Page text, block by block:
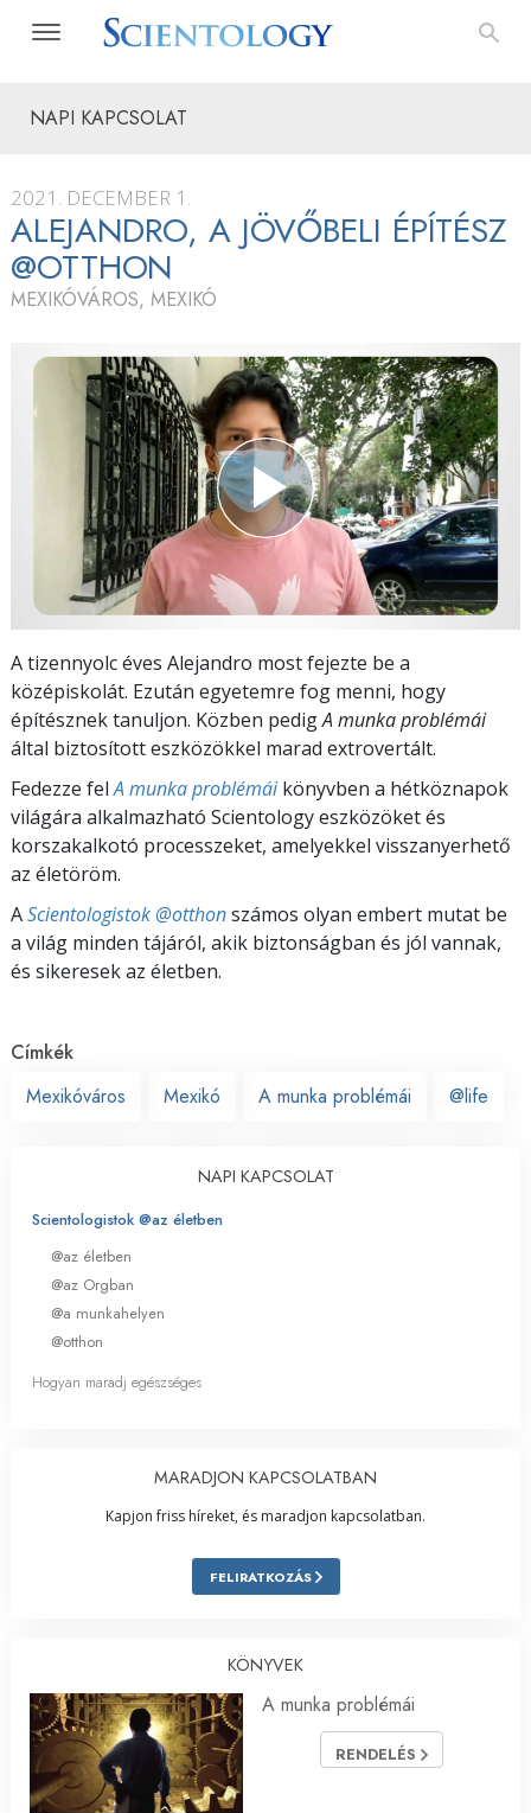
NAPI KAPCSOLAT
2021. DECEMBER 1.
ALEJANDRO, A JÖVŐBELI ÉPÍTÉSZ
@OTTHON
MEXIKÓVÁROS, MEXIKÓ
A tizennyolc éves Alejandro most fejezte be a
középiskolát. Ezután egyetemre fog menni, hogy
építésznek tanuljon. Közben pedigA munka problémái
által biztosított eszközökkel marad extrovertált.
Fedezze felA munka problémáikönyvben a hétköznapok
világára alkalmazható Scientology eszközöket és
korszakalkotó processzeket, amelyekkel visszanyerhető
az életöröm.
AScientologistok @otthonszámos olyan embert mutat be
a világ minden tájáról, akik biztonságban és jól vannak,
és sikeresek az életben.
Címkék
Mexikóváros
Mexikó A munka problémái @life
NAPI KAPCSOLAT
Scientologistok @az életben
@az életben
@az Orgban
@a munkahelyen
@otthon
Hogyan maradj egészséges
MARADJON KAPCSOLATBAN
Kapjon friss híreket, és maradjon kapcsolatban.
FELIRATKOZÁS
KÖNYVEK
A munka problémái
RENDELÉS